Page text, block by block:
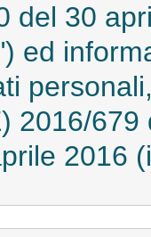
del 30
ed
2016/
2016